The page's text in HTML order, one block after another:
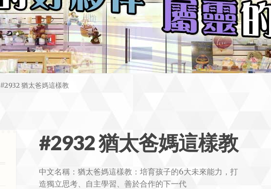
#2932 猶太爸媽這樣教
#2932 猶太爸媽這樣教
中文名稱：猶太爸媽這樣教：培育孩子的6大未來能力，打
造獨立思考、自主學習、善於合作的下一代